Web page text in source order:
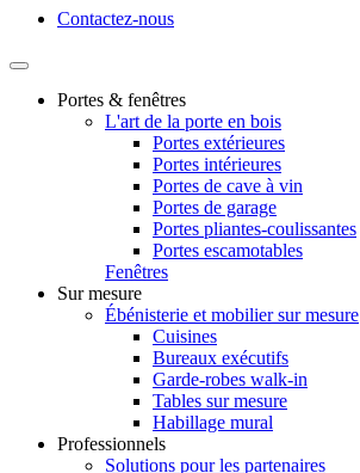
Contactez-nous
Portes & fenêtres
L'art de la porte en bois
Portes extérieures
Portes intérieures
Portes de cave à vin
Portes de garage
Portes pliantes-coulissantes
Portes escamotables
Fenêtres
Sur mesure
Ébénisterie et mobilier sur mesure
Cuisines
Bureaux exécutifs
Garde-robes walk-in
Tables sur mesure
Habillage mural
Professionnels
Solutions pour les partenaires